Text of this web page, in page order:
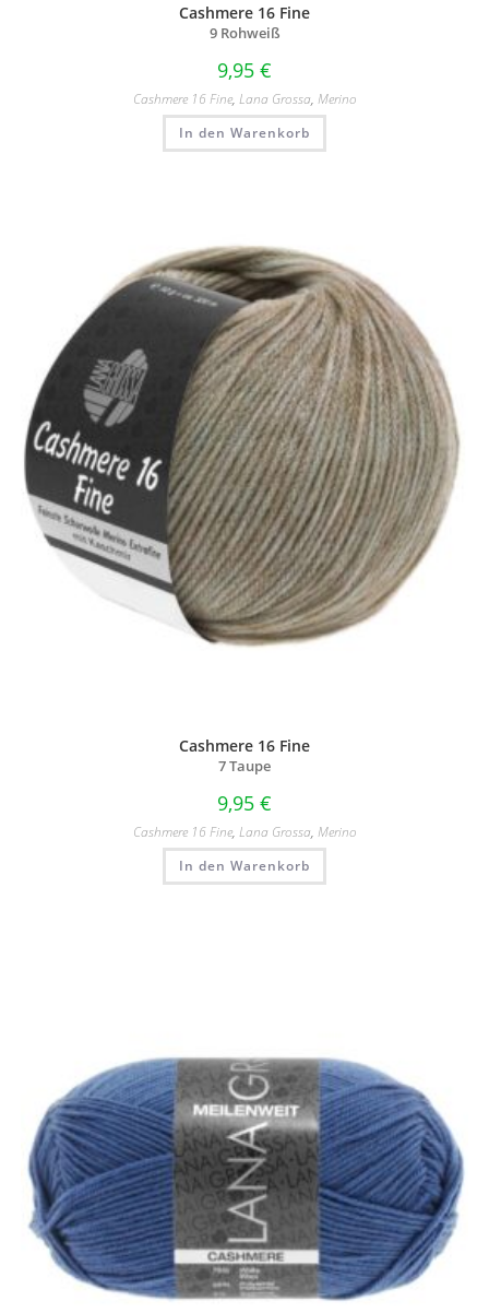
Cashmere 16 Fine
9 Rohweiß
9,95 €
Cashmere 16 Fine, Lana Grossa, Merino
In den Warenkorb
Cashmere 16 Fine
7 Taupe
9,95 €
Cashmere 16 Fine, Lana Grossa, Merino
In den Warenkorb